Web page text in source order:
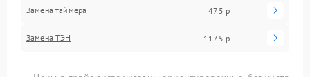
Замена таймера 475 р
Замена ТЭН 1175 р